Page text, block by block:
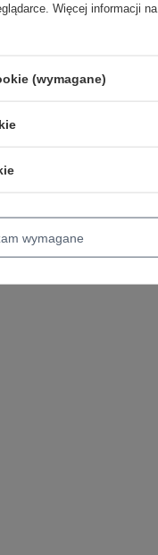
Więcej informacji
(wymagane)
wymagane